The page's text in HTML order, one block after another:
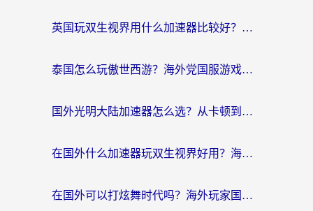
英国玩双生视界用什么加速器比较好？海外党亲测有效的国服游戏加速方案
泰国怎么玩傲世西游？海外党国服游戏加速终极攻略（附光明大陆量子特攻实测）
国外光明大陆加速器怎么选？从卡顿到丝滑的终极指南（含德国玩走开外星人墨西哥玩俄罗斯方块技巧）
在国外什么加速器玩双生视界好用？海外党亲测不踩坑的终极指南
在国外可以打炫舞时代吗？海外玩家国服游戏加速全攻略（附实测推荐）